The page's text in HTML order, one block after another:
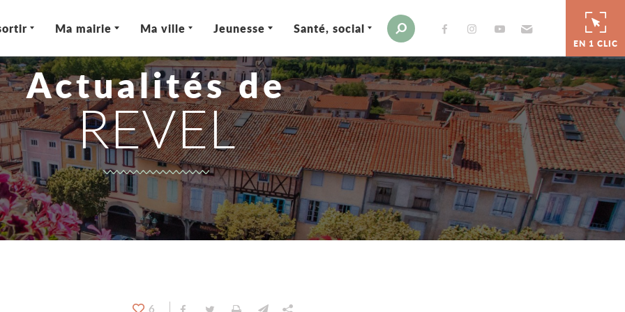
EN 1 CLIC
Moteur de recherche
Ma mairie Ma ville Jeunesse Santé, social Envoyer par e-mail
Actualités de
REVEL
6 Partager sur Facebook
Partager sur Twitter
ImprimerEnvoyer par e-mail